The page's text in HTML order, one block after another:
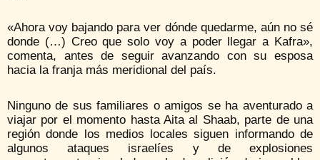
«Ahora voy bajando para ver dónde quedarme, aún no sé
donde (…) Creo que solo voy a poder llegar a Kafra»,
comenta, antes de seguir avanzando con su esposa
hacia la franja más meridional del país.
Ninguno de sus familiares o amigos se ha aventurado a
viajar por el momento hasta Aita al Shaab, parte de una
región donde los medios locales siguen informando de
algunos ataques israelíes y de explosiones